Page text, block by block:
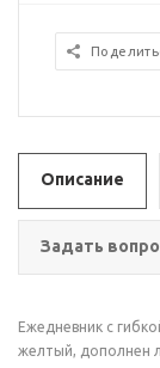
Описание
Задать
Ежедневник с
желтый, дополнен